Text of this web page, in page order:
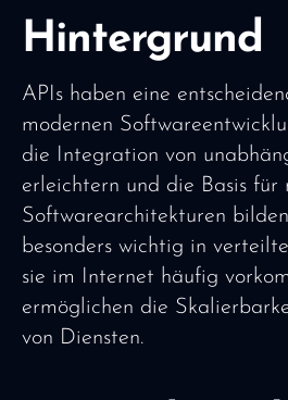
Hintergrund
APIs haben eine
modernen
die Integration von
erleichtern und die Basis für
Softwarearchitekturen
besonders wichtig in
sie im Internet häufig
ermöglichen die
von Diensten.